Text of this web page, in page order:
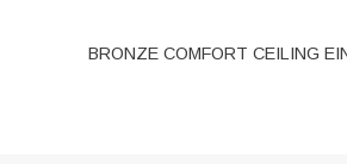
BRONZE COMFORT CEILING